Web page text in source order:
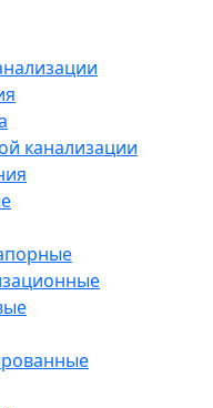
канализации